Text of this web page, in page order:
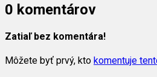
0 komentárov
Zatiaľ bez komentára!
Môžete byť prvý, kto komentuje